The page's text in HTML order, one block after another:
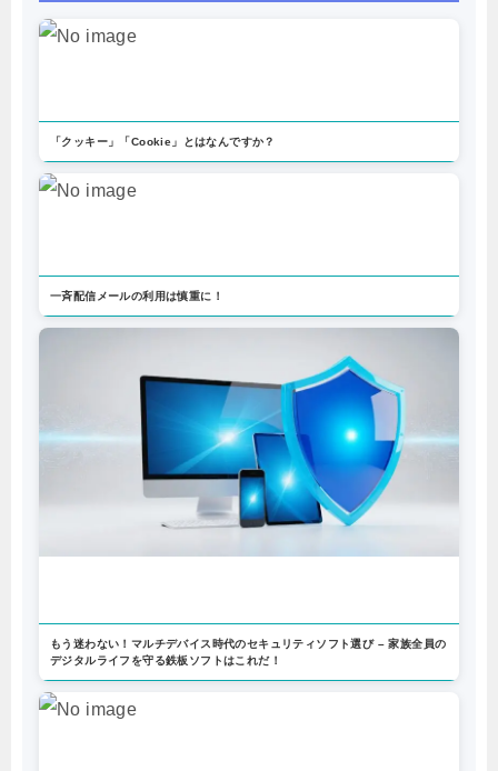
「クッキー」「Cookie」とはなんですか？
一斉配信メールの利用は慎重に！
もう迷わない！マルチデバイス時代のセキュリティソフト選び – 家族全員の
デジタルライフを守る鉄板ソフトはこれだ！